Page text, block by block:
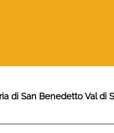
di San Benedetto Val